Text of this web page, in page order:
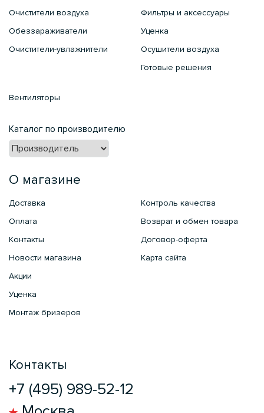
Очистители воздуха
Обеззараживатели
Очистители-увлажнители
Фильтры и аксессуары
Уценка
Осушители воздуха
Готовые решения
Вентиляторы
Каталог по производителю
О магазине
Доставка
Оплата
Контакты
Новости магазина
Акции
Уценка
Монтаж бризеров
Контроль качества
Возврат и обмен товара
Договор-оферта
Карта сайта
Контакты
+7 (495) 989-52-12